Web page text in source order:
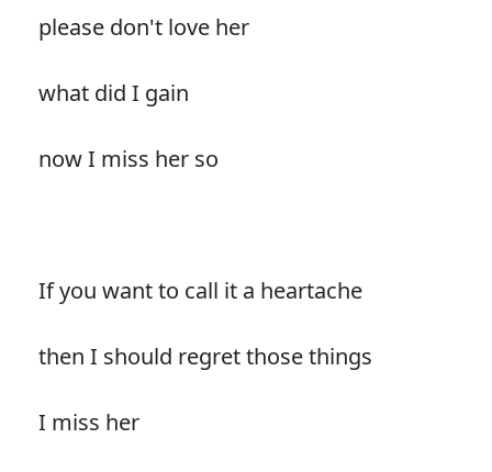
please don't love her
what did I gain
now I miss her so
If you want to call it a heartache
then I should regret those things
I miss her